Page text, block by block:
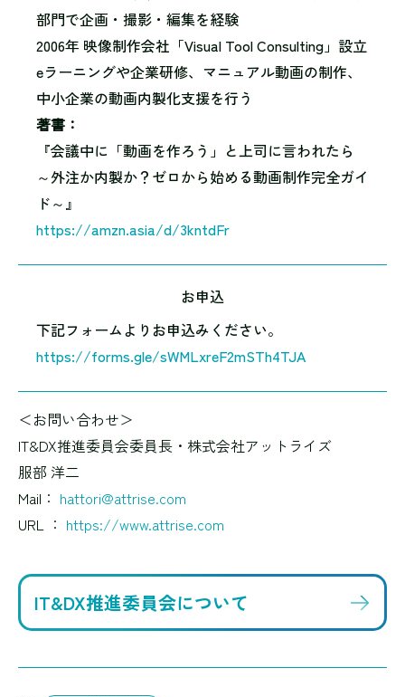
部門で企画・撮影・編集を経験
2006年 映像制作会社「Visual Tool Consulting」設立
eラーニングや企業研修、マニュアル動画の制作、
中小企業の動画内製化支援を行う
著書：
『会議中に「動画を作ろう」と上司に言われたら
～外注か内製か？ゼロから始める動画制作完全ガイ
ド～』
https://amzn.asia/d/3kntdFr
お申込
下記フォームよりお申込みください。
https://forms.gle/sWMLxreF2mSTh4TJA
＜お問い合わせ＞
IT&DX推進委員会委員長・株式会社アットライズ
服部 洋二
Mail： hattori@attrise.com
URL ： https://www.attrise.com
IT&DX推進委員会について